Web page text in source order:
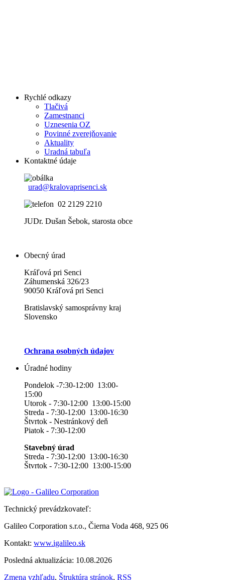
Rychlé odkazy
Tlačivá
Zamestnanci
Uznesenia OZ
Povinné zverejňovanie
Aktuality
Uradná tabuľa
Kontaktné údaje
urad@kralovaprisenci.sk
02 2129 2210
JUDr. Dušan Šebok, starosta obce
Obecný úrad
Kráľová pri Senci
Záhumenská 326/23
90050 Kráľová pri Senci
Bratislavský samosprávny kraj
Slovensko
Ochrana osobných údajov
Úradné hodiny
Pondelok -7:30-12:00 13:00-
15:00
Utorok - 7:30-12:00 13:00-15:00
Streda - 7:30-12:00 13:00-16:30
Štvrtok - Nestránkový deň
Piatok - 7:30-12:00
Stavebný úrad
Streda - 7:30-12:00 13:00-16:30
Štvrtok - 7:30-12:00 13:00-15:00
Technický prevádzkovateľ:
Galileo Corporation s.r.o., Čierna Voda 468, 925 06
Kontakt: www.igalileo.sk
Posledná aktualizácia: 10.08.2026
Zmena vzhľadu, Štruktúra stránok, RSS